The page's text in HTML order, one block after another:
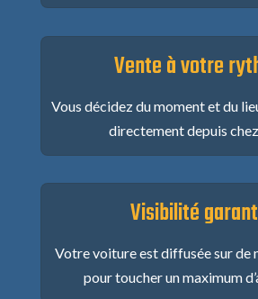
Vente à votre
Vous décidez du moment et du
directement depuis
Visibilité
Votre voiture est diffusée sur de
pour toucher un maximum